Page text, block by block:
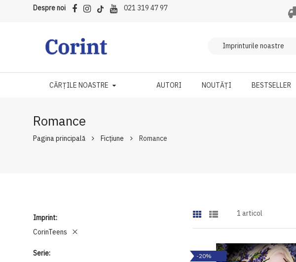
Despre noi 021 319 47 97
CĂRȚILE NOASTRE AUTORI NOUTĂȚI BESTSELLER
Romance
Pagina principală Ficțiune Romance
Imprint
CorinTeens
Serie
1 articol
-20%